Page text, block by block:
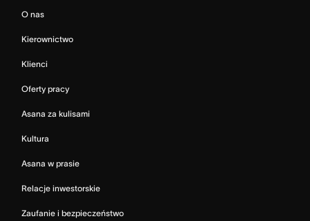
O nas
Kierownictwo
Klienci
Oferty pracy
Asana za kulisami
Kultura
Asana w prasie
Relacje inwestorskie
Zaufanie i bezpieczeństwo